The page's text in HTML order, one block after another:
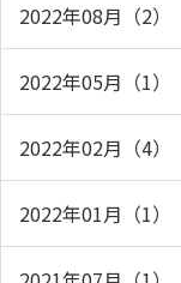
2022年08月（2）
2022年05月（1）
2022年02月（4）
2022年01月（1）